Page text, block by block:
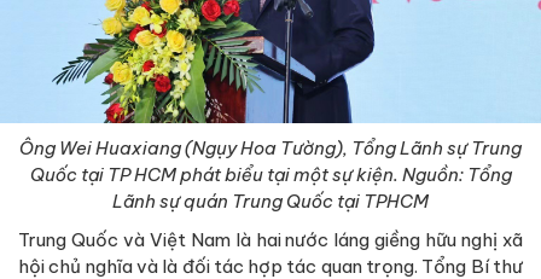
Ông Wei Huaxiang (Ngụy Hoa Tường), Tổng Lãnh sự Trung
Quốc tại TP HCM phát biểu tại một sự kiện. Nguồn: Tổng
Lãnh sự quán Trung Quốc tại TPHCM
Trung Quốc và Việt Nam là hai nước láng giềng hữu nghị xã
hội chủ nghĩa và là đối tác hợp tác quan trọng. Tổng Bí thư